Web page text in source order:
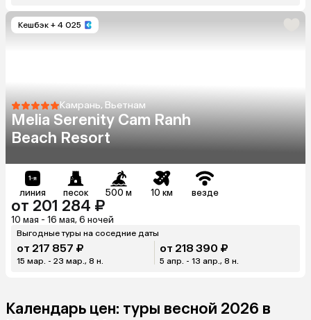
Кешбэк + 4 025
Камрань, Вьетнам
Melia Serenity Cam Ranh
Beach Resort
линия песок 500 м 10 км везде
от 201 284 ₽
10 мая - 16 мая, 6 ночей
Выгодные туры на соседние даты
от 217 857 ₽
15 мар. - 23 мар., 8 н.
от 218 390 ₽
5 апр. - 13 апр., 8 н.
Календарь цен: туры весной 2026 в